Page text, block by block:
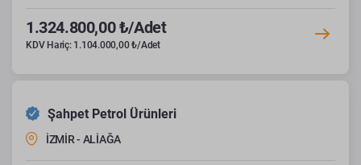
1.324.800,00 ₺/Adet
KDV Hariç: 1.104.000,00 ₺/Adet
Şahpet Petrol Ürünleri
İZMİR - ALİAĞA